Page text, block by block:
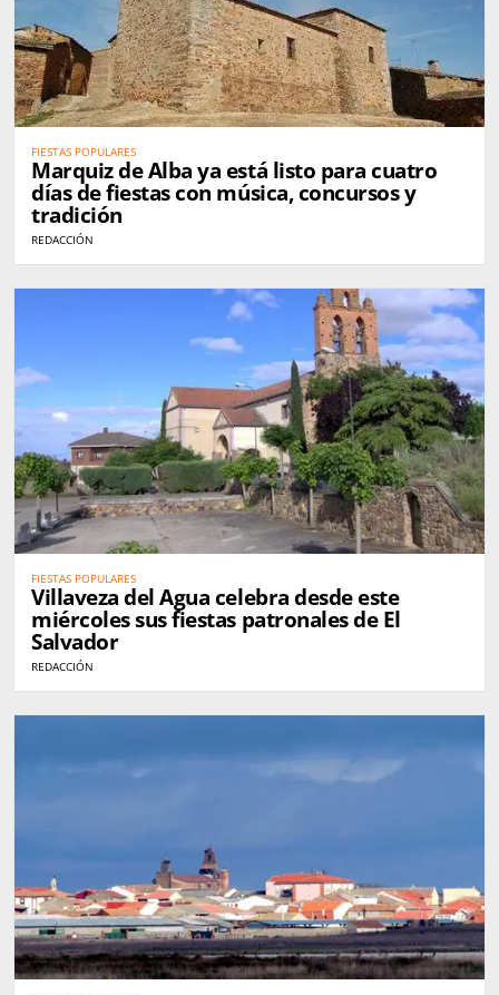
FIESTAS POPULARES
Marquiz de Alba ya está listo para cuatro
días de fiestas con música, concursos y
tradición
REDACCIÓN
FIESTAS POPULARES
Villaveza del Agua celebra desde este
miércoles sus fiestas patronales de El
Salvador
REDACCIÓN